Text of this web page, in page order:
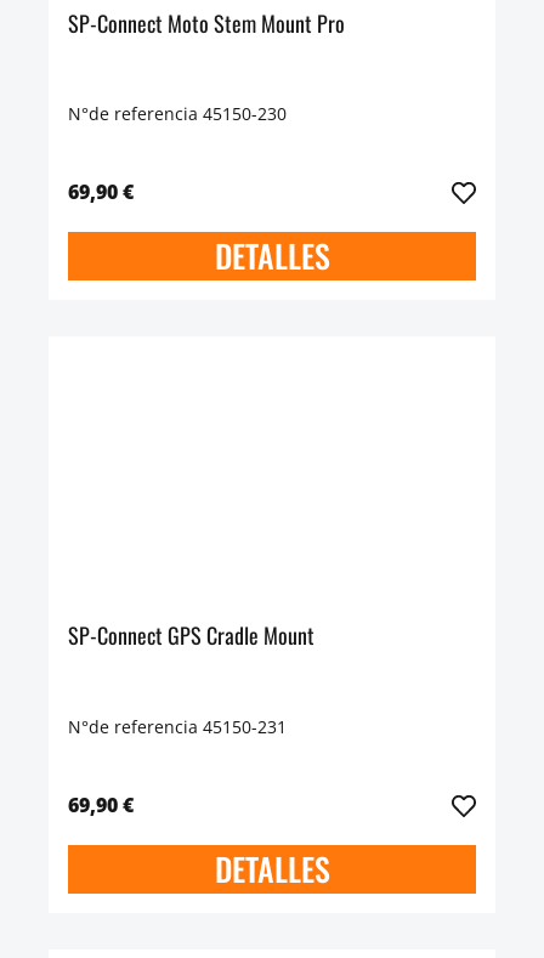
SP-Connect Moto Stem Mount Pro
N°de referencia 45150-230
69,90 €
DETALLES
SP-Connect GPS Cradle Mount
N°de referencia 45150-231
69,90 €
DETALLES